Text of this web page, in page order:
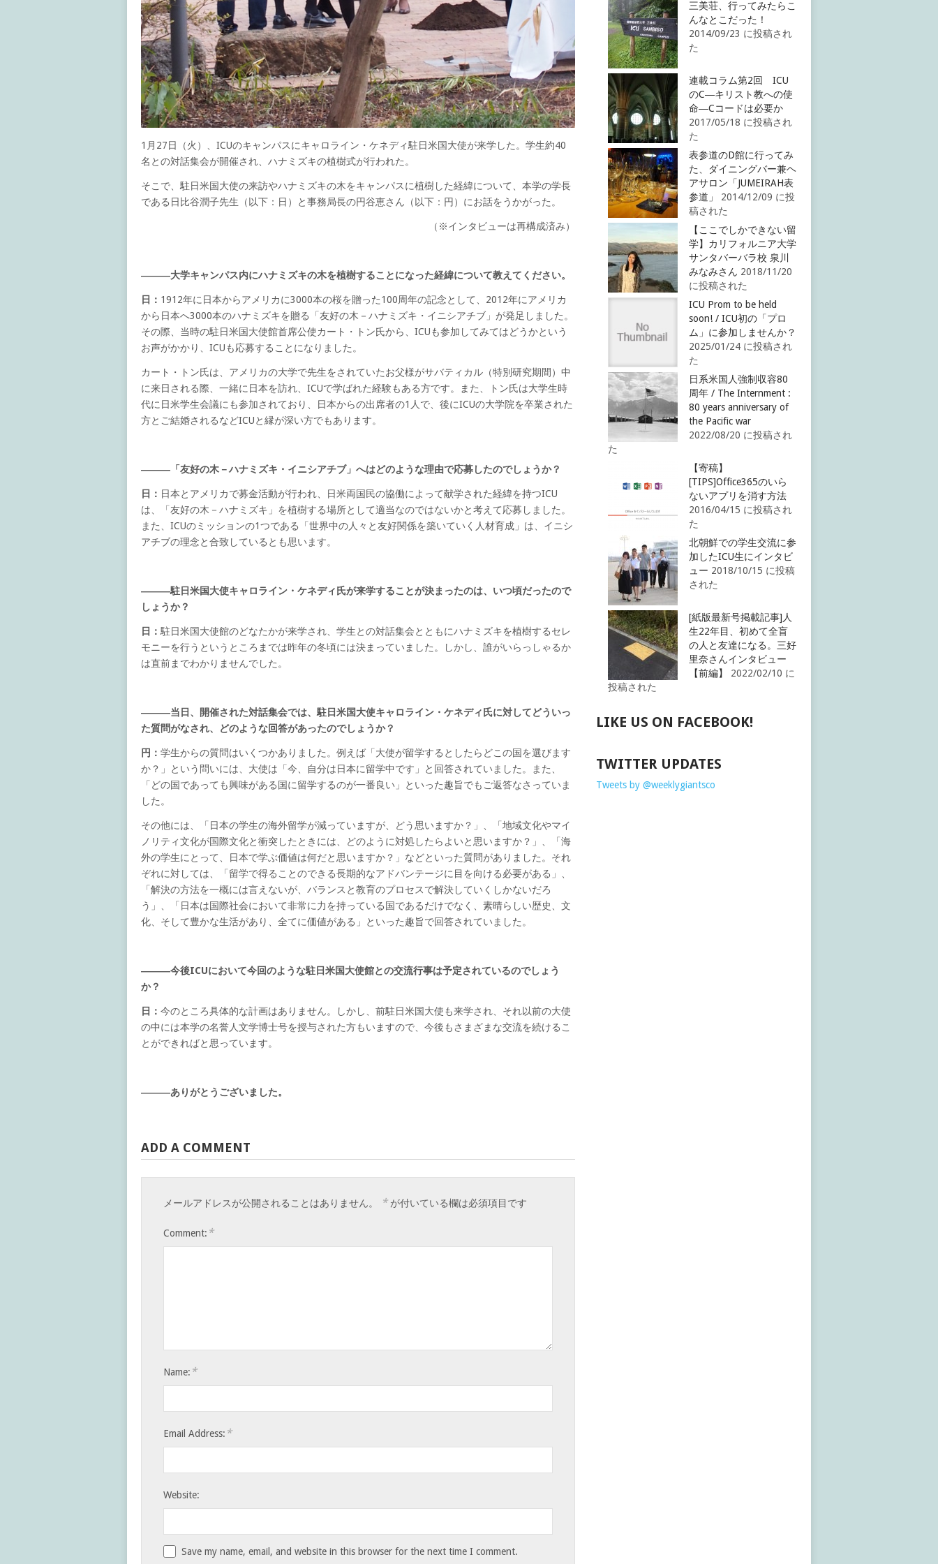
1月27日（火）、ICUのキャンパスにキャロライン・ケネディ駐日米国大使が来学した。学生約40
名との対話集会が開催され、ハナミズキの植樹式が行われた。
そこで、駐日米国大使の来訪やハナミズキの木をキャンパスに植樹した経緯について、本学の学長
である日比谷潤子先生（以下：日）と事務局長の円谷恵さん（以下：円）にお話をうかがった。
（※インタビューは再構成済み）
―――大学キャンパス内にハナミズキの木を植樹することになった経緯について教えてください。
日： 1912年に日本からアメリカに3000本の桜を贈った100周年の記念として、2012年にアメリカ
から日本へ3000本のハナミズキを贈る「友好の木－ハナミズキ・イニシアチブ」が発足しました。
その際、当時の駐日米国大使館首席公使カート・トン氏から、ICUも参加してみてはどうかという
お声がかかり、ICUも応募することになりました。
カート・トン氏は、アメリカの大学で先生をされていたお父様がサバティカル（特別研究期間）中
に来日される際、一緒に日本を訪れ、ICUで学ばれた経験もある方です。また、トン氏は大学生時
代に日米学生会議にも参加されており、日本からの出席者の1人で、後にICUの大学院を卒業された
方とご結婚されるなどICUと縁が深い方でもあります。
―――「友好の木－ハナミズキ・イニシアチブ」へはどのような理由で応募したのでしょうか？
日： 日本とアメリカで募金活動が行われ、日米両国民の協働によって献学された経緯を持つICU
は、「友好の木－ハナミズキ」を植樹する場所として適当なのではないかと考えて応募しました。
また、ICUのミッションの1つである「世界中の人々と友好関係を築いていく人材育成」は、イニシ
アチブの理念と合致しているとも思います。
―――駐日米国大使キャロライン・ケネディ氏が来学することが決まったのは、いつ頃だったので
しょうか？
日： 駐日米国大使館のどなたかが来学され、学生との対話集会とともにハナミズキを植樹するセレ
モニーを行うというところまでは昨年の冬頃には決まっていました。しかし、誰がいらっしゃるか
は直前までわかりませんでした。
―――当日、開催された対話集会では、駐日米国大使キャロライン・ケネディ氏に対してどういっ
た質問がなされ、どのような回答があったのでしょうか？
円： 学生からの質問はいくつかありました。例えば「大使が留学するとしたらどこの国を選びます
か？」という問いには、大使は「今、自分は日本に留学中です」と回答されていました。また、
「どの国であっても興味がある国に留学するのが一番良い」といった趣旨でもご返答なさっていま
した。
その他には、「日本の学生の海外留学が減っていますが、どう思いますか？」、「地域文化やマイ
ノリティ文化が国際文化と衝突したときには、どのように対処したらよいと思いますか？」、「海
外の学生にとって、日本で学ぶ価値は何だと思いますか？」などといった質問がありました。それ
ぞれに対しては、「留学で得ることのできる長期的なアドバンテージに目を向ける必要がある」、
「解決の方法を一概には言えないが、バランスと教育のプロセスで解決していくしかないだろ
う」、「日本は国際社会において非常に力を持っている国であるだけでなく、素晴らしい歴史、文
化、そして豊かな生活があり、全てに価値がある」といった趣旨で回答されていました。
―――今後ICUにおいて今回のような駐日米国大使館との交流行事は予定されているのでしょう
か？
日： 今のところ具体的な計画はありません。しかし、前駐日米国大使も来学され、それ以前の大使
の中には本学の名誉人文学博士号を授与された方もいますので、今後もさまざまな交流を続けるこ
とができればと思っています。
―――ありがとうございました。
ADD A COMMENT
メールアドレスが公開されることはありません。 *が付いている欄は必須項目です
Comment: *
Name: *
Email Address: *
Website:
Save my name, email, and website in this browser for the next time I comment.
三美荘、行ってみたらこ
んなとこだった！
2014/09/23 に投稿され
た
連載コラム第2回 ICU
のC―キリスト教への使
命―Cコードは必要か
2017/05/18 に投稿され
た
表参道のD館に行ってみ
た、ダイニングバー兼ヘ
アサロン「JUMEIRAH表
参道」
2014/12/09 に投
稿された
【ここでしかできない留
学】カリフォルニア大学
サンタバーバラ校 泉川
みなみさん 2018/11/20
に投稿された
ICU Prom to be held
soon! / ICU初の「プロ
ム」に参加しませんか？
2025/01/24 に投稿され
た
日系米国人強制収容80
周年 / The Internment :
80 years anniversary of
the Pacific war
2022/08/20 に投稿され
た
【寄稿】
[TIPS]Office365のいら
ないアプリを消す方法
2016/04/15 に投稿され
た
北朝鮮での学生交流に参
加したICU生にインタビ
ュー 2018/10/15 に投稿
された
[紙版最新号掲載記事]人
生22年目、初めて全盲
の人と友達になる。三好
里奈さんインタビュー
【前編】
2022/02/10 に
投稿された
LIKE US ON FACEBOOK!
TWITTER UPDATES
Tweets by @weeklygiantsco